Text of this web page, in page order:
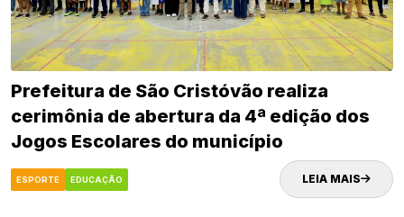
Prefeitura de São Cristóvão realiza
cerimônia de abertura da 4ª edição dos
Jogos Escolares do município
ESPORTE EDUCAÇÃO LEIA MAIS